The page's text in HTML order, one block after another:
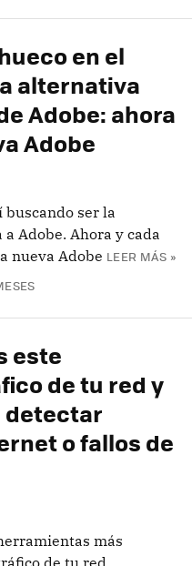
en el
alternativa
Adobe: ahora
Adobe
buscando ser la
Adobe. Ahora y cada
nueva Adobe LEER MÁS »
este
de tu red y
detectar
o fallos de
más
de tu red